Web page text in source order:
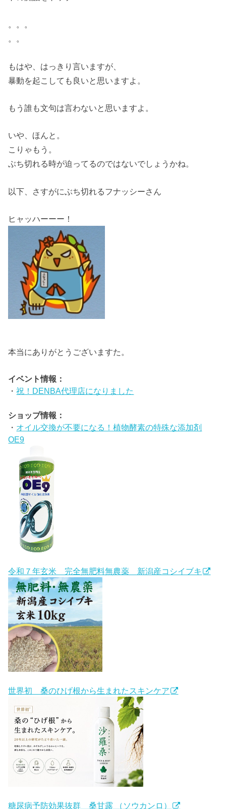
。。。
。。
もはや、はっきり言いますが、
暴動を起こしても良いと思いますよ。
もう誰も文句は言わないと思いますよ。
いや、ほんと。
こりゃもう。
ぶち切れる時が迫ってるのではないでしょうかね。
以下、さすがにぶち切れるフナッシーさん
ヒャッハーーー！
本当にありがとうございますた。
イベント情報：
・祝！DENBA代理店になりました
ショップ情報：
・ オイル交換が不要になる！植物酵素の特殊な添加剤
OE9
令和７年玄米 完全無肥料無農薬 新潟産コシイブキ
世界初 桑のひげ根から生まれたスキンケア
糖尿病予防効果抜群 桑甘露 （ソウカンロ）